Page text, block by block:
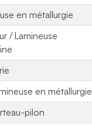
en métallurgie
/ Lamineuse
en métallurgie
pilon